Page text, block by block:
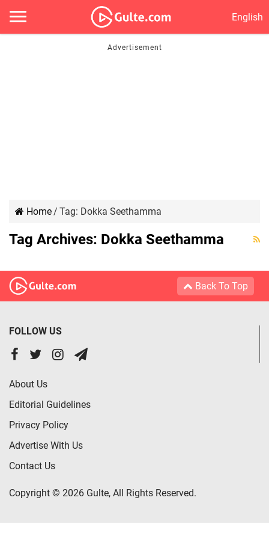
English
Home/ Tag: Dokka Seethamma
Tag Archives: Dokka Seethamma
ఏపీలో డొక్కా సీత‌మ్మ క్యాంటీన్లు కూడా..
Back To Top
FOLLOW US
About Us
Editorial Guidelines
Privacy Policy
Advertise With Us
Contact Us
Copyright © 2026 Gulte, All Rights Reserved.